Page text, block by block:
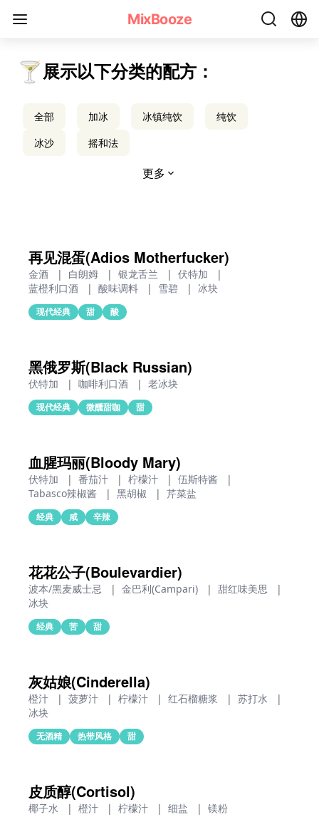
MixBooze
🍸展示以下分类的配方：
全部 加冰 冰镇纯饮
纯饮
冰沙
摇和法
更多
再见混蛋(Adios Motherfucker)
金酒 | 白朗姆 | 银龙舌兰 | 伏特加
|
蓝橙利口酒
| 酸味调料 | 雪碧 | 冰块
现代经典 甜 酸
黑俄罗斯(Black Russian)
伏特加 | 咖啡利口酒 | 老冰块
现代经典 微醺甜咖 甜
血腥玛丽(Bloody Mary)
伏特加 | 番茄汁 | 柠檬汁 | 伍斯特酱
|
Tabasco辣椒酱
| 黑胡椒 | 芹菜盐
经典 咸 辛辣
花花公子(Boulevardier)
波本/黑麦威士忌 | 金巴利(Campari) | 甜红味美思
|
冰块
经典 苦 甜
灰姑娘(Cinderella)
橙汁 | 菠萝汁 | 柠檬汁 | 红石榴糖浆 | 苏打水
|
冰块
无酒精 热带风格 甜
皮质醇(Cortisol)
椰子水 | 橙汁 | 柠檬汁 | 细盐 | 镁粉